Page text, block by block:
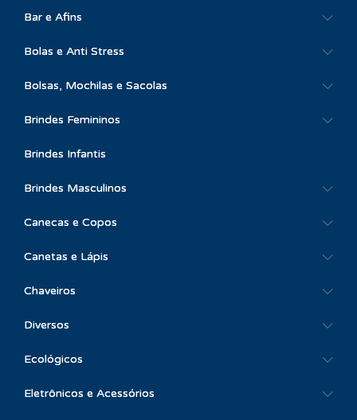
Bar e Afins
Bolas e Anti Stress
Bolsas, Mochilas e Sacolas
Brindes Femininos
Brindes Infantis
Brindes Masculinos
Canecas e Copos
Canetas e Lápis
Chaveiros
Diversos
Ecológicos
Eletrônicos e Acessórios